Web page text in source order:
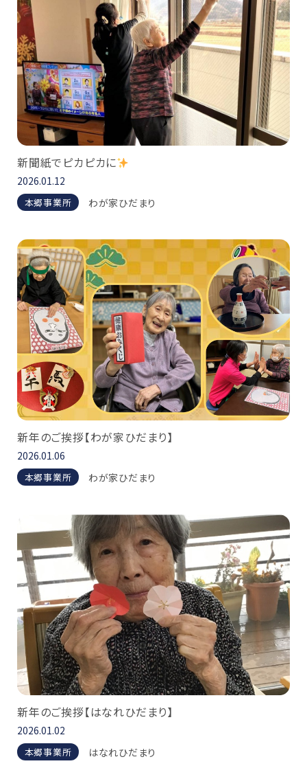
新聞紙でピカピカに
2026.01.12
本郷事業所 わが家ひだまり
新年のご挨拶【わが家ひだまり】
2026.01.06
本郷事業所 わが家ひだまり
新年のご挨拶【はなれひだまり】
2026.01.02
本郷事業所 はなれひだまり